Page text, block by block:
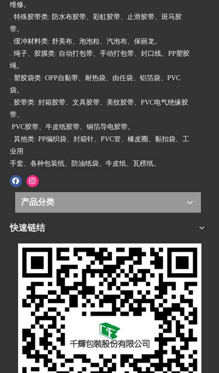
维修。
. 特殊胶带类: 防水布胶带、彩虹胶带、止滑胶带、斑马胶
带。
. 缓冲材料类: 舒美布、泡泡粒、汽泡布、保丽龙。
. 绳子、胶膜类: 自动打包带、手动打包带、封口线、PP塑胶
绳。
. 塑胶袋类: OPP自黏带、耐热袋、由任袋、铝箔袋、PVC
袋。
. 胶带类: 封箱胶带、文具胶带、美纹胶带、PVC电气绝缘胶
带、
PVC胶带、牛皮纸胶带、铜箔导电胶带。
. 其他类: PP编织袋、封箱针、PVC管、橡皮圈、黏扣袋、工
业用
手套、各种包装纸、防油纸袋、牛皮纸、瓦楞纸。
产品分类
快速链结